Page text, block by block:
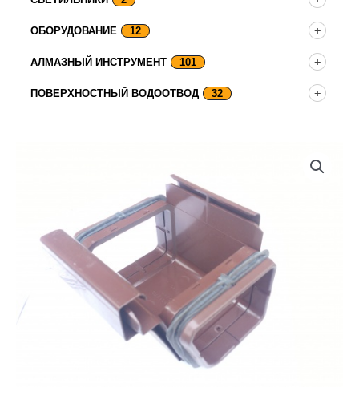
ОБОРУДОВАНИЕ 12
АЛМАЗНЫЙ ИНСТРУМЕНТ 101
ПОВЕРХНОСТНЫЙ ВОДООТВОД 32